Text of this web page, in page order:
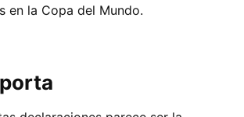
en la Copa del Mundo.